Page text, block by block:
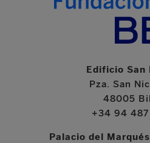
Edificio San
Pza. San
48005
+34 94
Palacio del